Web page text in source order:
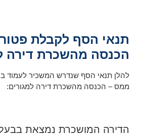
תנאי הסף לקבלת
הכנסה מהשכרת דירה
להלן תנאי הסף שנדרש המשכיר לעמוד
ממס – הכנסה מהשכרת דירה למגורים:
הדירה המושכרת נמצאת